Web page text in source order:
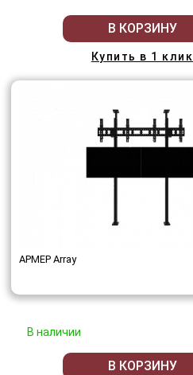
В КОРЗИНУ
Купить в 1 клик
АРМЕР Array
В наличии
В КОРЗИНУ